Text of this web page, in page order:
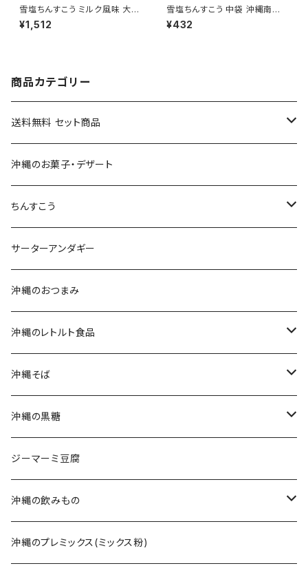
雪塩ちんすこう ミルク風味 大箱
沖縄南風堂
¥1,512
雪塩ちんすこう 中袋 沖縄南風
堂
¥432
商品カテゴリー
送料無料 セット商品
おつまみセット
黒糖セット
沖縄そばセット
生麺・乾麺
三枚肉そば(ラフテーそば)
沖縄のお菓子・デザート
ちんすこう
沖縄南風堂
新垣菓子店
名嘉真製菓本舗
珍品堂
サーターアンダギー
沖縄のおつまみ
沖縄のレトルト食品
ポークランチョンミート
ラフテー(三枚肉)
軟骨ソーキ
てびち(豚足)
じゅーしぃ(沖縄の炊き込みご飯)
沖縄そば
生麺・乾麺
沖縄そばだし
三枚肉そば(ラフテー)
ソーキそば
沖縄の黒糖
純黒糖
黒糖ナッツ
黒糖菓子
ジーマーミ豆腐
沖縄の飲みもの
さんぴん茶
沖縄のプレミックス(ミックス粉)